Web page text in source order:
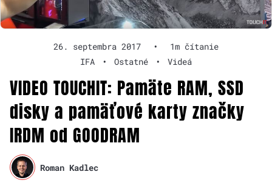
26. septembra 2017 •
1m čítanie
IFA
• Ostatné • Videá
VIDEO TOUCHIT: Pamäte RAM, SSD
disky a pamäťové karty značky
IRDM od GOODRAM
Roman Kadlec